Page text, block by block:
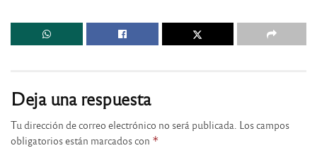
Deja una respuesta
Tu dirección de correo electrónico no será publicada. Los campos
obligatorios están marcados con *